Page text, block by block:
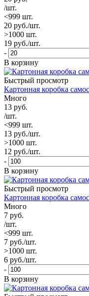
/шт.
<999 шт.
20 руб./шт.
>1000 шт.
19 руб./шт.
-
В корзину
Быстрый просмотр
Картонная коробка
Много
13 руб.
/шт.
<999 шт.
13 руб./шт.
>1000 шт.
12 руб./шт.
-
В корзину
Быстрый просмотр
Картонная коробка
Много
7 руб.
/шт.
<999 шт.
7 руб./шт.
>1000 шт.
6 руб./шт.
-
В корзину